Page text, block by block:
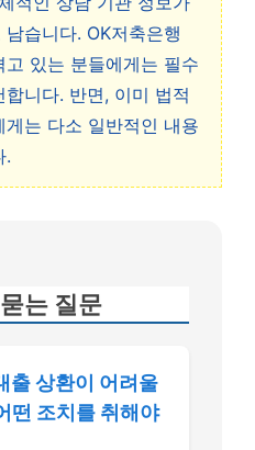
습니다. OK저축은행
있는 분들에게는 필수
니다. 반면, 이미 법적
는 다소 일반적인 내용
.
묻는 질문
출 상환이 어려울
떤 조치를 취해야